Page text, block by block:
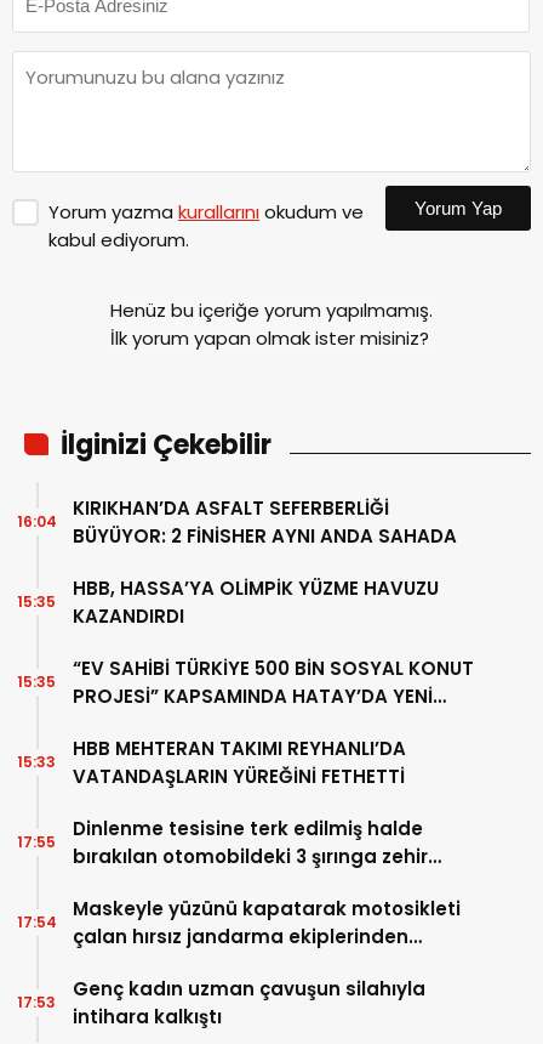
Yorum yazma kurallarınıokudum ve
kabul ediyorum.
Yorum Yap
Henüz bu içeriğe yorum yapılmamış.
İlk yorum yapan olmak ister misiniz?
İlginizi Çekebilir
KIRIKHAN’DA ASFALT SEFERBERLİĞİ
BÜYÜYOR: 2 FİNİSHER AYNI ANDA SAHADA
16:04
HBB, HASSA’YA OLİMPİK YÜZME HAVUZU
KAZANDIRDI
15:35
“EV SAHİBİ TÜRKİYE 500 BİN SOSYAL KONUT
PROJESİ” KAPSAMINDA HATAY’DA YENİ
15:35
HBB MEHTERAN TAKIMI REYHANLI’DA
VATANDAŞLARIN YÜREĞİNİ FETHETTİ
15:33
Dinlenme tesisine terk edilmiş halde
bırakılan otomobildeki 3 şırınga zehir
17:55
Maskeyle yüzünü kapatarak motosikleti
çalan hırsız jandarma ekiplerinden
17:54
Genç kadın uzman çavuşun silahıyla
intihara kalkıştı
17:53